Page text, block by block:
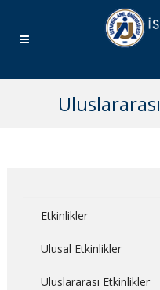
Etkinlikler
Ulusal Etkinlikler
Uluslararası Etkinlikler